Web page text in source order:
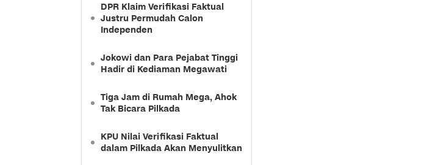
DPR Klaim Verifikasi Faktual
Justru Permudah Calon
Independen
Jokowi dan Para Pejabat Tinggi
Hadir di Kediaman Megawati
Tiga Jam di Rumah Mega, Ahok
Tak Bicara Pilkada
KPU Nilai Verifikasi Faktual
dalam Pilkada Akan Menyulitkan